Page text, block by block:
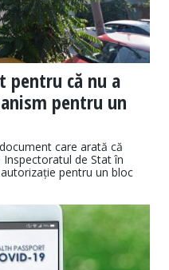
pentru că nu a
pentru un
care arată că
de Stat în
pentru un bloc